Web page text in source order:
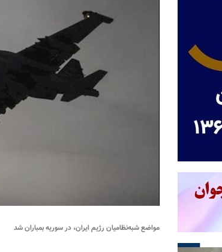
مواضع شبه‌نظامیان رژیم ایران، در سوریه بمباران شد